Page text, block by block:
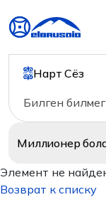
Нарт Сёз
Билген
Миллионер
Элемент не
Возврат к списку